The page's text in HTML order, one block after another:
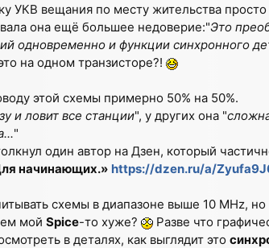
УКВ вещания по месту жительства
она ещё большее недоверие:"Это
одновременно и функции синхронного
на одном транзисторе?!
этой схемы примерно 50% на 50%.
и ловит все станции", у других она "
"
один автор на Дзен, который
начинающих.» https://dzen.ru/a/
схемы в диапазоне выше 10 MHz,
мой Spice-то хуже?
Разве что
в деталях, как выглядит это